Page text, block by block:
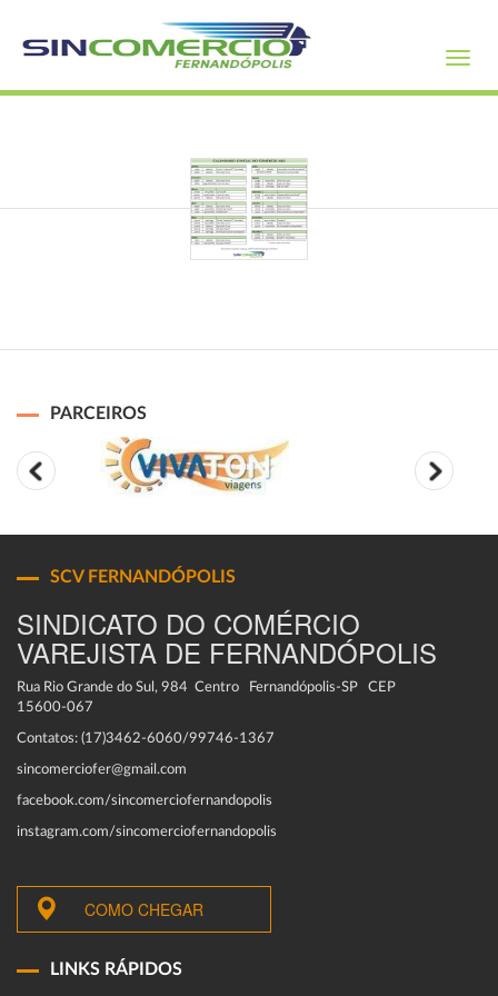
PARCEIROS
SCV FERNANDÓPOLIS
SINDICATO DO COMÉRCIO
VAREJISTA DE FERNANDÓPOLIS
Rua Rio Grande do Sul, 984 Centro Fernandópolis-SP CEP
15600-067
Contatos: (17)3462-6060/99746-1367
sincomerciofer@gmail.com
facebook.com/sincomerciofernandopolis
instagram.com/sincomerciofernandopolis
COMO CHEGAR
LINKS RÁPIDOS